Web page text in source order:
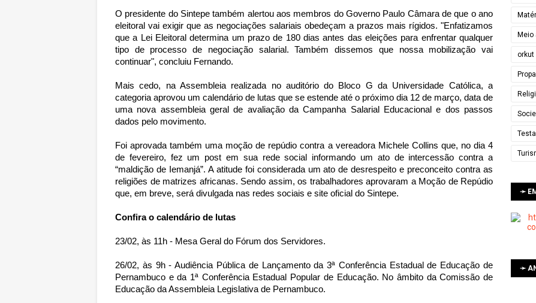
O presidente do Sintepe também alertou aos membros do Governo Paulo Câmara de que o ano
eleitoral vai exigir que as negociações salariais obedeçam a prazos mais rígidos. "Enfatizamos
que a Lei Eleitoral determina um prazo de 180 dias antes das eleições para enfrentar qualquer
tipo de processo de negociação salarial. Também dissemos que nossa mobilização vai
continuar", concluiu Fernando.
Mais cedo, na Assembleia realizada no auditório do Bloco G da Universidade Católica, a
categoria aprovou um calendário de lutas que se estende até o próximo dia 12 de março, data de
uma nova assembleia geral de avaliação da Campanha Salarial Educacional e dos passos
dados pelo movimento.
Foi aprovada também uma moção de repúdio contra a vereadora Michele Collins que, no dia 4
de fevereiro, fez um post em sua rede social informando um ato de intercessão contra a
“maldição de Iemanjá”. A atitude foi considerada um ato de desrespeito e preconceito contra as
religiões de matrizes africanas. Sendo assim, os trabalhadores aprovaram a Moção de Repúdio
que, em breve, será divulgada nas redes sociais e site oficial do Sintepe.
Confira o calendário de lutas
23/02, às 11h - Mesa Geral do Fórum dos Servidores.
26/02, às 9h - Audiência Pública de Lançamento da 3ª Conferência Estadual de Educação de
Pernambuco e da 1ª Conferência Estadual Popular de Educação. No âmbito da Comissão de
Educação da Assembleia Legislativa de Pernambuco.
Meio
orkut
➛
➛